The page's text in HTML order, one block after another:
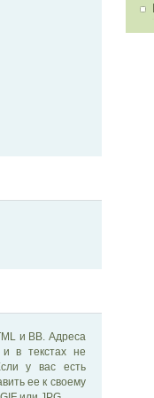
и BB. Адреса
в текстах не
у вас есть
ее к своему